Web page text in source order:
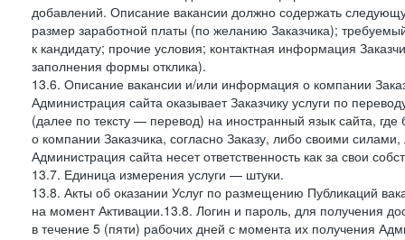
добавлений. Описание вакансии должно содержать
размер заработной платы (по желанию Заказчика);
к кандидату; прочие условия; контактная информация
заполнения формы отклика).
13.6. Описание вакансии и/или информация о компании
Администрация сайта оказывает Заказчику услуги по
(далее по тексту — перевод) на иностранный язык сайта,
о компании Заказчика, согласно Заказу, либо своими
Администрация сайта несет ответственность как за свои
13.7. Единица измерения услуги — штуки.
13.8. Акты об оказании Услуг по размещению Публикаций
на момент Активации.13.8. Логин и пароль, для получения
в течение 5 (пяти) рабочих дней с момента их получения